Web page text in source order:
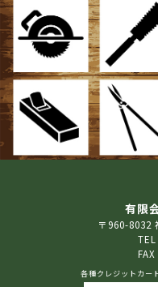
有限
〒960-8032
各種クレジットカー